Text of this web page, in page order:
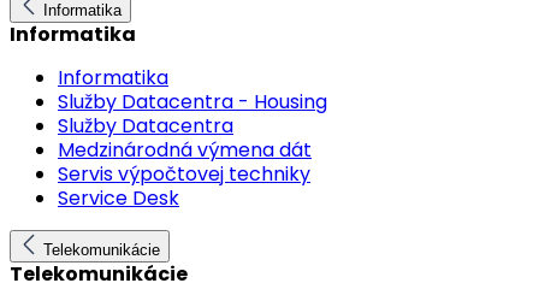
Informatika
Informatika
Informatika
Služby Datacentra - Housing
Služby Datacentra
Medzinárodná výmena dát
Servis výpočtovej techniky
Service Desk
Telekomunikácie
Telekomunikácie